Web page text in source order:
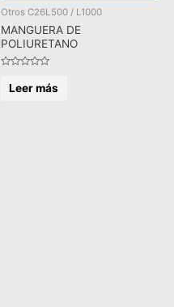
Otros C26L500 / L1000
MANGUERA DE
POLIURETANO
enLeer más